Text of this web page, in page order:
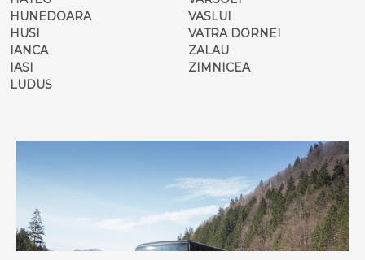
HUNEDOARA
HUSI
IANCA
IASI
LUDUS
VASLUI
VATRA DORNEI
ZALAU
ZIMNICEA